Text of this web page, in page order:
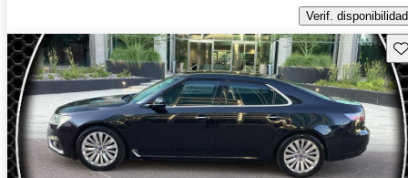
Verif. disponibilidad